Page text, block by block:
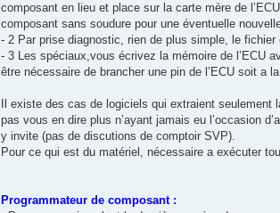
composant en lieu et place sur la carte mère de
composant sans soudure pour une éventuelle
- 2 Par prise diagnostic, rien de plus simple, le
- 3 Les spéciaux,vous écrivez la mémoire de l’ECU
être nécessaire de brancher une pin de l’ECU soit a
Il existe des cas de logiciels qui extraient
pas vous en dire plus n’ayant jamais eu l’occasion
y invite (pas de discutions de comptoir SVP).
Pour ce qui est du matériel, nécessaire a exécuter
Programmateur de composant :